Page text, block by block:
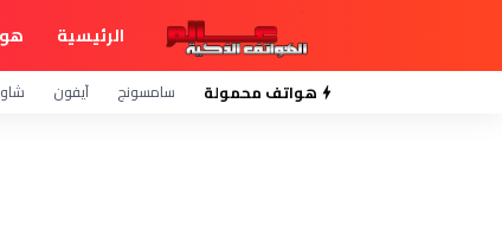
الرئيسية
هواتف محمولة سامسونج آيفون